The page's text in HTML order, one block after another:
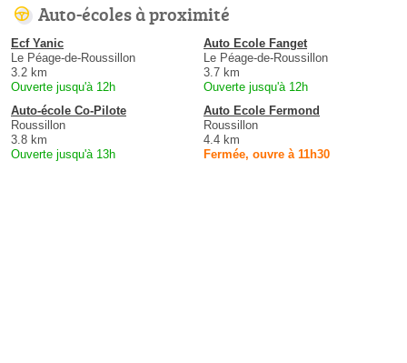
Auto-écoles à proximité
Ecf Yanic
Le Péage-de-Roussillon
3.2 km
Ouverte jusqu'à 12h
Auto Ecole Fanget
Le Péage-de-Roussillon
3.7 km
Ouverte jusqu'à 12h
Auto-école Co-Pilote
Roussillon
3.8 km
Ouverte jusqu'à 13h
Auto Ecole Fermond
Roussillon
4.4 km
Fermée, ouvre à 11h30